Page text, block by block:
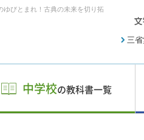
びとまれ！古典の未来を切り拓
三
中学校の教科書一覧